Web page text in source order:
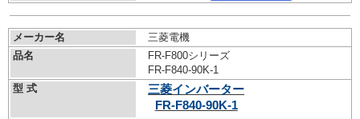
メーカー名
三菱電機
品名
FR-F800シリーズ
FR-F840-90K-1
型 式
三菱インバーター
FR-F840-90K-1